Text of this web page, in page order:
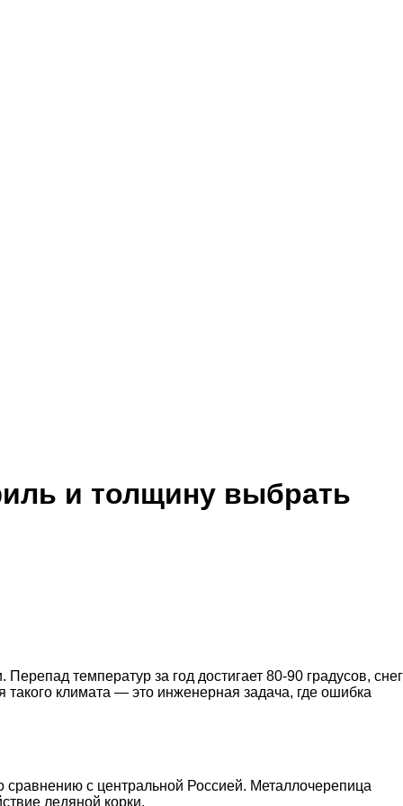
и толщину выбрать
температур за год достигает 80-90 градусов, снег
климата — это инженерная задача, где ошибка
сравнению с центральной Россией. Металлочерепица
ледяной корки.